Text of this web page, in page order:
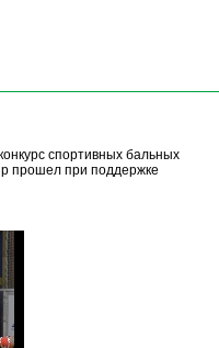
спортивных бальных
прошел при поддержке